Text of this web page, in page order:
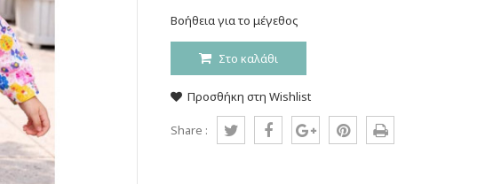
Βοήθεια για το μέγεθος
Στο καλάθι
Προσθήκη στη Wishlist
Share :